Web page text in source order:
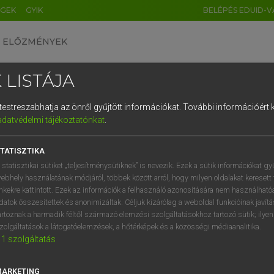
GYIK BELÉPÉS EDUID-
ELŐZMÉNYEK
egyetemes nagyszótár
VAN ELŐFIZETÉSED?
megtekintéséhez.
LISTÁJA
az önről gyűjtött információkat. További információért
tájékoztatónkat.
statisztikai sütiket „teljesítménysütiknek” is nevezik. Ezek a sütik információkat
használatának módjáról, többek között arról, hogy milyen oldalakat keresett
kattintott. Ezek az információk a felhasználó azonosítására nem
összesítettek és anonimizáltak. Céljuk kizárólag a weboldal funkcióinak
a harmadik féltől származó elemzési szolgáltatásokhoz tartozó sütik;
a látogatóelemzések, a hőtérképek és a közösségi médiaanalitika.
1 szolgáltatás
DE CN FR ES IT NL
1 2 3 4 5 6 7 8 9
q w e r t z u i
a s d f g h j k l é
í y x c v b n m , .